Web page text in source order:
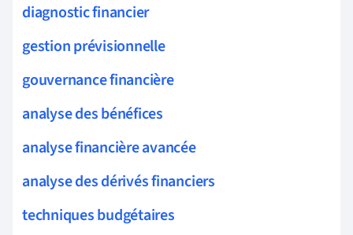
diagnostic financier
gestion prévisionnelle
gouvernance financière
analyse des bénéfices
analyse financière avancée
analyse des dérivés financiers
techniques budgétaires